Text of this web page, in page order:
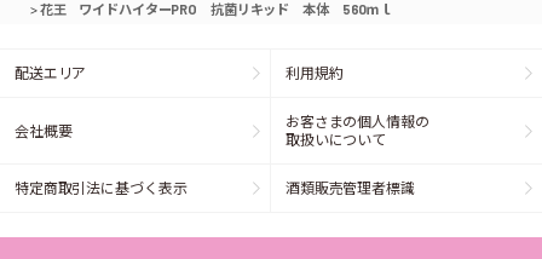
>花王 ワイドハイターPRO 抗菌リキッド 本体 560ｍｌ
配送エリア 利用規約
会社概要
お客さまの個人情報の
取扱いについて
特定商取引法に基づく表示 酒類販売管理者標識